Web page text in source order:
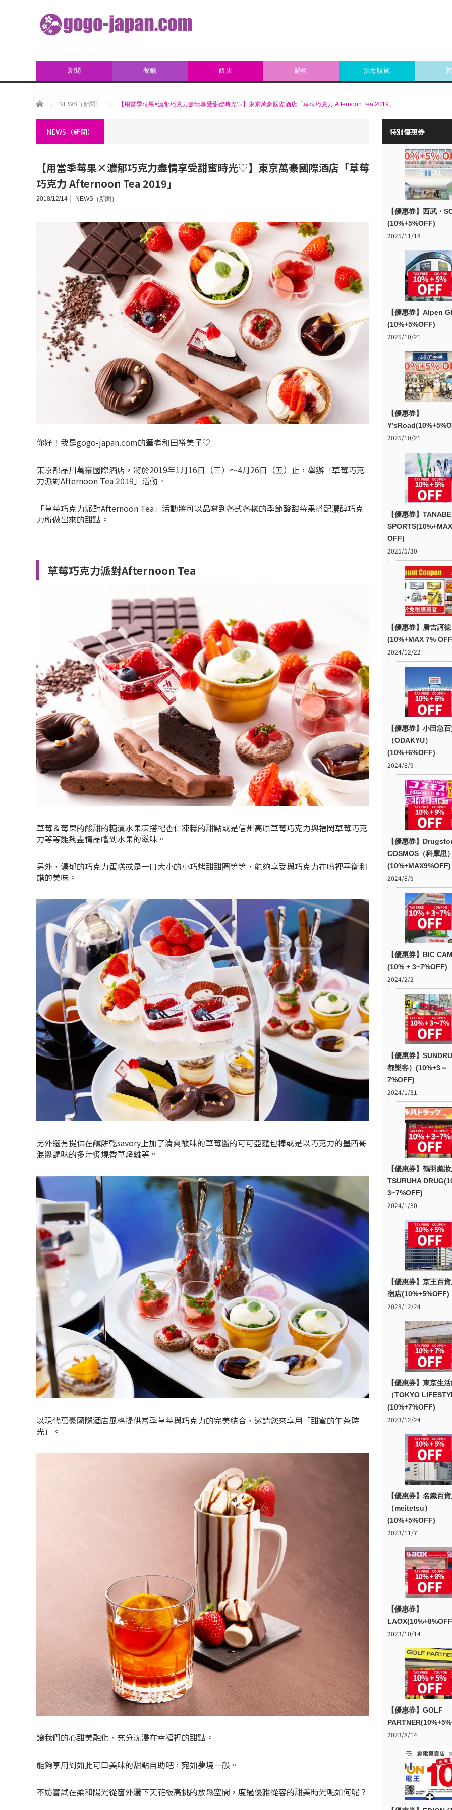
新聞 餐廳 飯店 購物 活動設施
ホーム NEWS（新聞） 【用當季莓果×濃郁巧克力盡情享受甜蜜時光♡】東京萬豪國際酒店「草莓巧克力 Afternoon Tea 2019」
NEWS（新聞）
【用當季莓果×濃郁巧克力盡情享受甜蜜時光♡】東京萬豪國際酒店「草莓
巧克力 Afternoon Tea 2019」
2018/12/14 NEWS（新聞）
你好！我是gogo-japan.com的筆者和田裕美子♡
東京都品川萬豪國際酒店，將於2019年1月16日（三）～4月26日（五）止，舉辦「草莓巧克
力派對Afternoon Tea 2019」活動。
「草莓巧克力派對Afternoon Tea」活動將可以品嚐到各式各樣的季節酸甜莓果搭配濃醇巧克
力所做出來的甜點。
草莓巧克力派對Afternoon Tea
草莓＆莓果的酸甜的糖漬水果凍搭配杏仁凍糕的甜點或是信州高原草莓巧克力與福岡草莓巧克
力等等能夠盡情品嚐到水果的滋味。
另外，濃郁的巧克力蛋糕或是一口大小的小巧烤甜甜圈等等，能夠享受與巧克力在嘴裡平衡和
諧的美味。
另外還有提供在鹹餅乾savory上加了清爽酸味的草莓醬的可可亞麵包棒或是以巧克力的墨西哥
混醬調味的多汁炙燒香草烤雞等。
以現代萬豪國際酒店風格提供當季草莓與巧克力的完美結合，邀請您來享用「甜蜜的午茶時
光」。
讓我們的心甜美融化、充分沈浸在幸福裡的甜點。
能夠享用到如此可口美味的甜點自助吧，宛如夢境一般。
不妨嘗試在柔和陽光從窗外灑下天花板高挑的放鬆空間，度過優雅從容的甜美時光呢如何呢？
特別優惠券
【優惠券】西武・
(10%+5%OFF)
2025/11/18
【優惠券】Alpen
(10%+5%OFF)
2025/10/21
【優惠券】
2025/10/21
【優惠券】TANABE
OFF)
2025/5/30
【優惠券】唐吉訶德
(10%+MAX 7%
2024/12/22
【優惠券】小田急
（ODAKYU）
(10%+6%OFF)
2024/8/9
【優惠券】
COSMOS（科摩思
(10%+MAX9%OFF)
2024/8/9
【優惠券】BIC
(10% + 3~7%OFF)
2024/2/2
【優惠券】
都樂客）(10%+3～
7%OFF)
2024/1/31
【優惠券】鶴羽藥
TSURUHA
3~7%OFF)
2024/1/30
【優惠券】京王百
宿店(10%+5%OFF)
2023/12/24
【優惠券】東京生
（TOKYO
(10%+7%OFF)
2023/12/24
【優惠券】名鐵百
（meitetsu）
(10%+5%OFF)
2023/11/7
【優惠券】
2023/10/14
【優惠券】GOLF
2023/8/14